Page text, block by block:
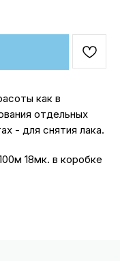
как в
отдельных
- для снятия лака.
18мк. в коробке